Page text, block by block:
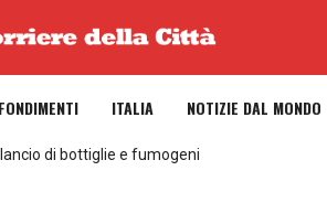
ITALIA NOTIZIE DAL MONDO
di bottiglie e fumogeni